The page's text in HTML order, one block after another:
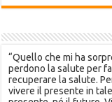
“Quello che mi ha
perdono la salute per
recuperare la salute.
vivere il presente in